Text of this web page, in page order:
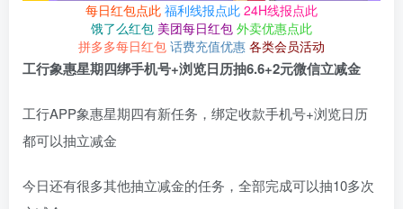
每日红包点此 福利线报点此 24H线报点此
饿了么红包 美团每日红包 外卖优惠点此
拼多多每日红包 话费充值优惠 各类会员活动
工行象惠星期四绑手机号+浏览日历抽6.6+2元微信立减金
工行APP象惠星期四有新任务，绑定收款手机号+浏览日历
都可以抽立减金
今日还有很多其他抽立减金的任务，全部完成可以抽10多次